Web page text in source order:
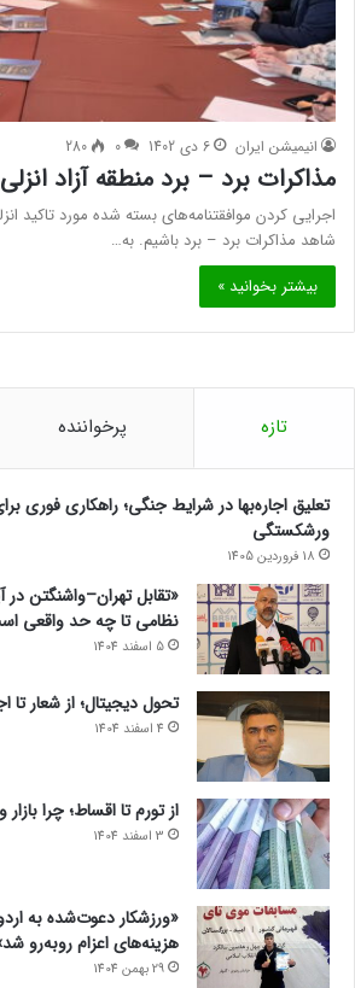
انیمیشن ایران 6 دی 1402 0
280
مذاکرات برد – برد منطقه آزاد
اجرایی کردن موافقتنامه‌های بسته شده مورد تاکید
شاهد مذاکرات برد – برد باشیم. به…
بیشتر بخوانید »
تازه پرخواننده
تعلیق اجاره‌بها در شرایط جنگی؛ راهکاری فوری
ورشکستگی
18 فروردین 1405
«تقابل تهران–واشنگتن در
نظامی تا چه حد واقعی
5 اسفند 1404
تحول دیجیتال؛ از شعار تا
4 اسفند 1404
از تورم تا اقساط؛ چرا
3 اسفند 1404
«ورزشکار دعوت‌شده به
هزینه‌های اعزام روبه‌رو
29 بهمن 1404